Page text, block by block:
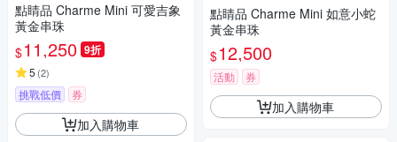
點睛品 Charme Mini 可愛吉象
黃金串珠
$11,250 9折
5 (2)
挑戰低價 券
加入購物車
點睛品 Charme Mini 如意小蛇
黃金串珠
$12,500
活動 券
加入購物車